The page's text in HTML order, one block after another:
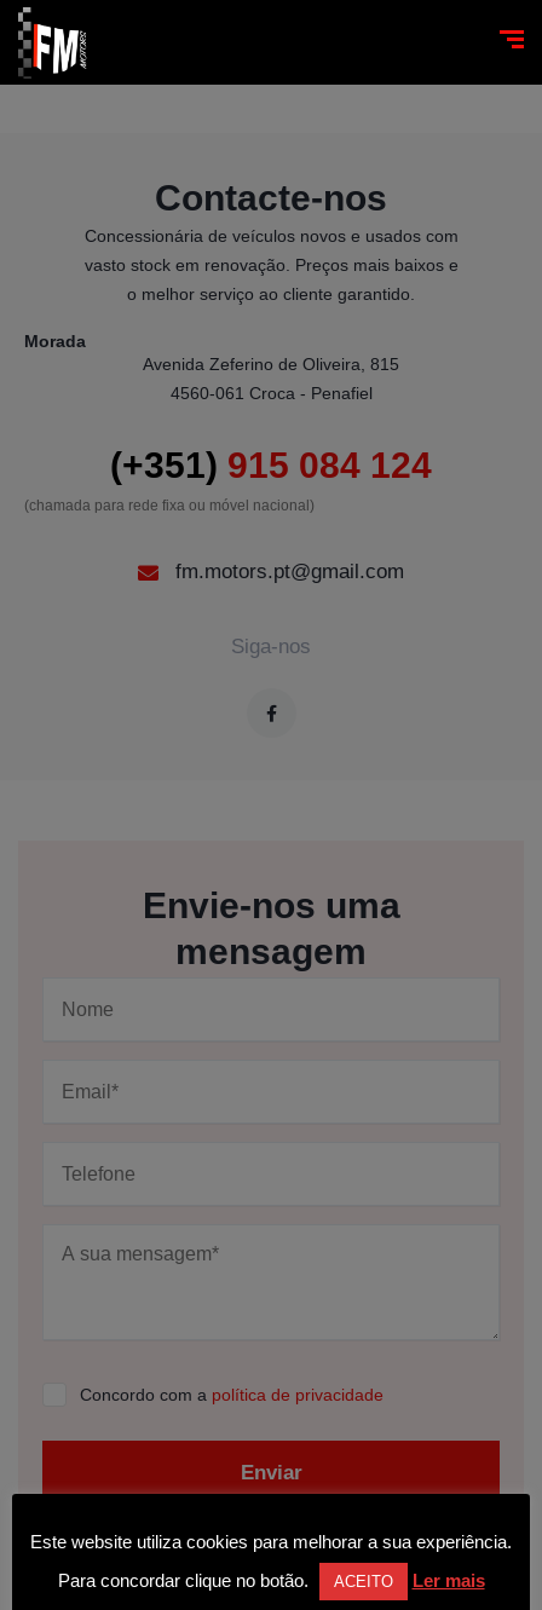
Contacte-nos
Concessionária de veículos novos e usados com
vasto stock em renovação. Preços mais baixos e
o melhor serviço ao cliente garantido.
Morada
Avenida Zeferino de Oliveira, 815
4560-061 Croca - Penafiel
(+351) 915 084 124
(chamada para rede fixa ou móvel nacional)
fm.motors.pt@gmail.com
Siga-nos
Envie-nos uma
mensagem
Concordo com a política de privacidade
Enviar
Este website utiliza cookies para melhorar a sua experiência.
Para concordar clique no botão.
ACEITO Ler mais